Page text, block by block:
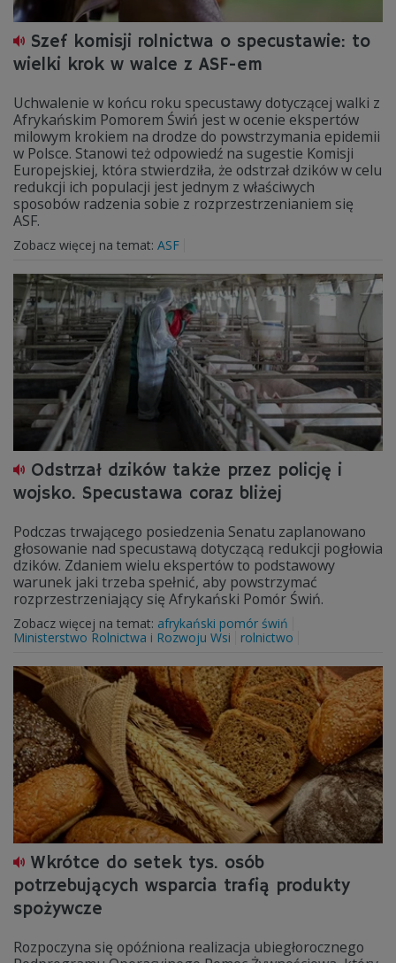
Szef komisji rolnictwa o specustawie: to
wielki krok w walce z ASF-em
Uchwalenie w końcu roku specustawy dotyczącej walki z
Afrykańskim Pomorem Świń jest w ocenie ekspertów
milowym krokiem na drodze do powstrzymania epidemii
w Polsce. Stanowi też odpowiedź na sugestie Komisji
Europejskiej, która stwierdziła, że odstrzał dzików w celu
redukcji ich populacji jest jednym z właściwych
sposobów radzenia sobie z rozprzestrzenianiem się
ASF.
Zobacz więcej na temat: ASF
Odstrzał dzików także przez policję i
wojsko. Specustawa coraz bliżej
Podczas trwającego posiedzenia Senatu zaplanowano
głosowanie nad specustawą dotyczącą redukcji pogłowia
dzików. Zdaniem wielu ekspertów to podstawowy
warunek jaki trzeba spełnić, aby powstrzymać
rozprzestrzeniający się Afrykański Pomór Świń.
Zobacz więcej na temat: afrykański pomór świń
Ministerstwo Rolnictwa i Rozwoju Wsi
rolnictwo
Wkrótce do setek tys. osób
potrzebujących wsparcia trafią produkty
spożywcze
Rozpoczyna się opóźniona realizacja ubiegłorocznego